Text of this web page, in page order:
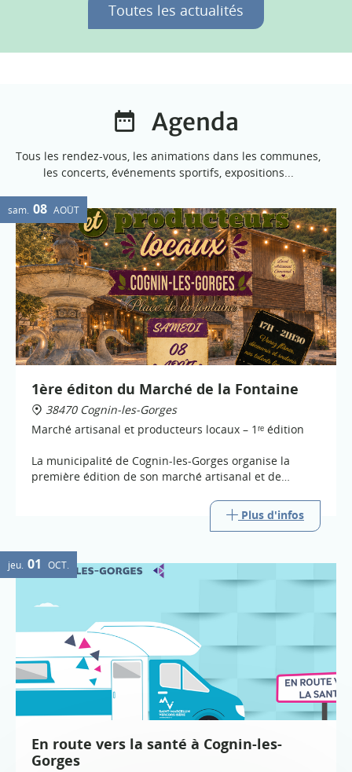
Toutes les actualités
Agenda
Tous les rendez-vous, les animations dans les communes,
les concerts, événements sportifs, expositions...
sam. 08 AOÛT
1ère éditon du Marché de la Fontaine
38470 Cognin-les-Gorges
Marché artisanal et producteurs locaux – 1ʳᵉ édition
La municipalité de Cognin-les-Gorges organise la
première édition de son marché artisanal et de
Plus d'infos
jeu. 01 OCT.
En route vers la santé à Cognin-les-
Gorges